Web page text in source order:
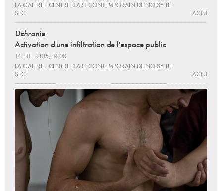
LA GALERIE, CENTRE D’ART CONTEMPORAIN DE NOISY-LE-
SEC
ACTU
Uchronie
Activation d'une infiltration de l'espace public
14 - 11 - 2015, 14:00
LA GALERIE, CENTRE D’ART CONTEMPORAIN DE NOISY-LE-
SEC
ACTU